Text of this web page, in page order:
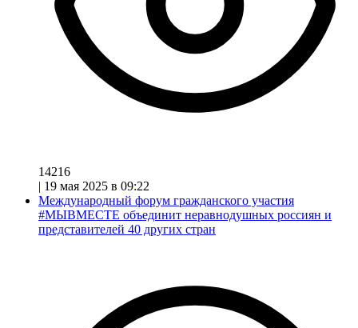
14216
| 19 мая 2025 в 09:22
Международный форум гражданского участия
#МЫВМЕСТЕ объединит неравнодушных россиян и
представителей 40 других стран